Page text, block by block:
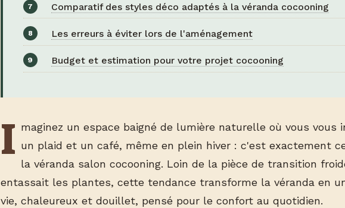
Comparatif des styles déco adaptés à la véranda cocooning
Les erreurs à éviter lors de l'aménagement
Budget et estimation pour votre projet cocooning
I maginez un espace baigné de lumière naturelle où vous vous
un plaid et un café, même en plein hiver : c'est exactement
la véranda salon cocooning. Loin de la pièce de transition
entassait les plantes, cette tendance transforme la véranda en
vie, chaleureux et douillet, pensé pour le confort au quotidien.